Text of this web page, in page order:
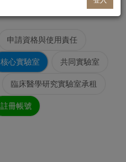
申請資格與使用責任
核心實驗室 共同實驗室
臨床醫學研究實驗室承租
註冊帳號